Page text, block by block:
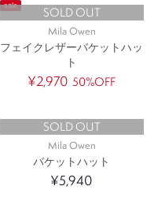
sale SOLD OUT
Mila Owen
フェイクレザーバケットハッ
ト
¥2,970 50%OFF
SOLD OUT
Mila Owen
バケットハット
¥5,940